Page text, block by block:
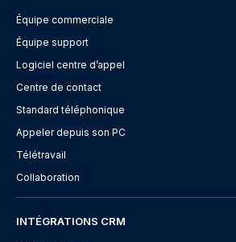
Équipe commerciale
Équipe support
Logiciel centre d’appel
Centre de contact
Standard téléphonique
Appeler depuis son PC
Télétravail
Collaboration
INTÉGRATIONS CRM